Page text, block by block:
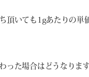
頂いても1gあたりの単
った場合はどうなりま